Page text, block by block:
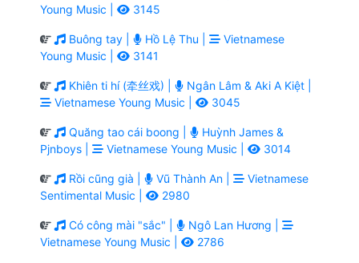
Young Music |
3145
Buông tay | Hồ Lệ Thu |
Vietnamese
Young Music |
3141
Khiên ti hí (牵丝戏) |
Ngân Lâm & Aki A Kiệt |
Vietnamese Young Music |
3045
Quăng tao cái boong |
Huỳnh James &
Pjnboys |
Vietnamese Young Music | 3014
Rồi cũng già | Vũ Thành An |
Vietnamese
Sentimental Music |
2980
Có công mài "sắc" |
Ngô Lan Hương |
Vietnamese Young Music |
2786